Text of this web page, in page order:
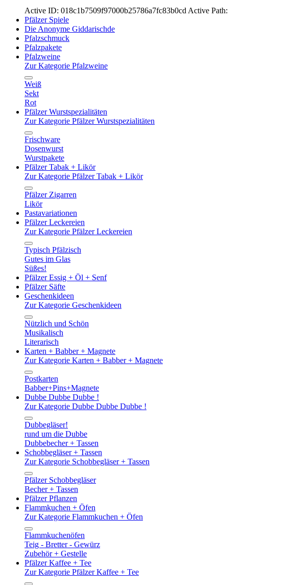
Active ID: 018c1b7509f97000b25786a7fc83b0cd Active Path:
Pfälzer Spiele
Die Anonyme Giddarischde
Pfalzschmuck
Pfalzpakete
Pfalzweine
Zur Kategorie Pfalzweine
Weiß
Sekt
Rot
Pfälzer Wurstspezialitäten
Zur Kategorie Pfälzer Wurstspezialitäten
Frischware
Dosenwurst
Wurstpakete
Pfälzer Tabak + Likör
Zur Kategorie Pfälzer Tabak + Likör
Pfälzer Zigarren
Likör
Pastavariationen
Pfälzer Leckereien
Zur Kategorie Pfälzer Leckereien
Typisch Pfälzisch
Gutes im Glas
Süßes!
Pfälzer Essig + Öl + Senf
Pfälzer Säfte
Geschenkideen
Zur Kategorie Geschenkideen
Nützlich und Schön
Musikalisch
Literarisch
Karten + Babber + Magnete
Zur Kategorie Karten + Babber + Magnete
Postkarten
Babber+Pins+Magnete
Dubbe Dubbe Dubbe !
Zur Kategorie Dubbe Dubbe Dubbe !
Dubbegläser!
rund um die Dubbe
Dubbebecher + Tassen
Schobbegläser + Tassen
Zur Kategorie Schobbegläser + Tassen
Pfälzer Schobbegläser
Becher + Tassen
Pfälzer Pflanzen
Flammkuchen + Öfen
Zur Kategorie Flammkuchen + Öfen
Flammkuchenöfen
Teig - Bretter - Gewürz
Zubehör + Gestelle
Pfälzer Kaffee + Tee
Zur Kategorie Pfälzer Kaffee + Tee